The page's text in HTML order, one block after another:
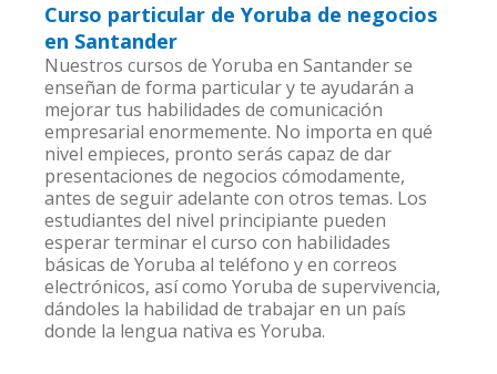
Curso particular de Yoruba de negocios
en Santander
Nuestros cursos de Yoruba en Santander se
enseñan de forma particular y te ayudarán a
mejorar tus habilidades de comunicación
empresarial enormemente. No importa en qué
nivel empieces, pronto serás capaz de dar
presentaciones de negocios cómodamente,
antes de seguir adelante con otros temas. Los
estudiantes del nivel principiante pueden
esperar terminar el curso con habilidades
básicas de Yoruba al teléfono y en correos
electrónicos, así como Yoruba de supervivencia,
dándoles la habilidad de trabajar en un país
donde la lengua nativa es Yoruba.